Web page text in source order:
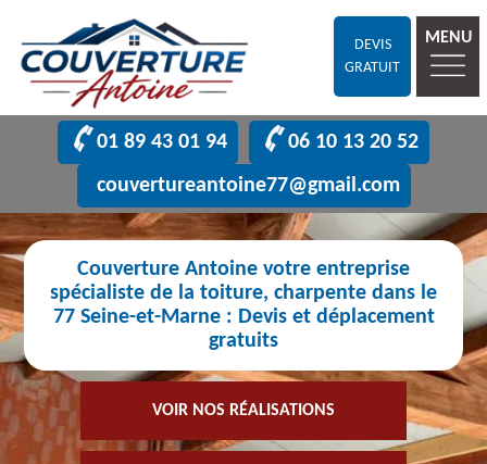
DEVIS
GRATUIT
MENU
01 89 43 01 94
06 10 13 20 52
couvertureantoine77@gmail.com
Couverture Antoine votre entreprise
spécialiste de la toiture, charpente dans le
77 Seine-et-Marne : Devis et déplacement
gratuits
VOIR NOS RÉALISATIONS